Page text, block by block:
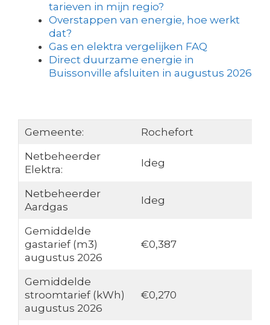
tarieven in mijn regio?
Overstappen van energie, hoe werkt
dat?
Gas en elektra vergelijken FAQ
Direct duurzame energie in
Buissonville afsluiten in augustus 2026
Gemeente:
Rochefort
Netbeheerder
Elektra:
Ideg
Netbeheerder
Aardgas
Ideg
Gemiddelde
gastarief (m3)
augustus 2026
€0,387
Gemiddelde
stroomtarief (kWh)
augustus 2026
€0,270